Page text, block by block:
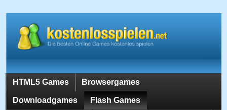
HTML5 Games Browsergames
Downloadgames Flash Games